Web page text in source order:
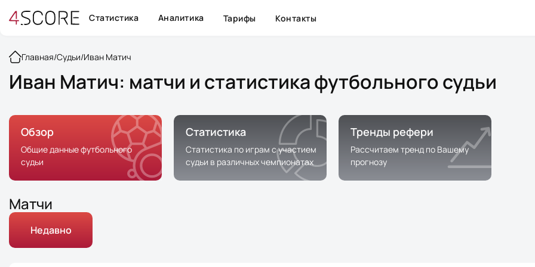
Статистика Аналитика Тарифы Контакты
Главная/Судьи/Иван Матич
Иван Матич: матчи и статистика футбольного судьи
Обзор
Общие данные футбольного
судьи
Статистика
Статистика по играм с участием
судьи в различных чемпионатах
Тренды рефери
Рассчитаем тренд по Вашему
прогнозу
Матчи
Недавно